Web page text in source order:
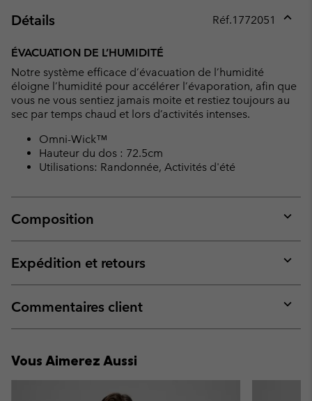
Détails Réf.1772051
ÉVACUATION DE L’HUMIDITÉ
Notre système efficace d’évacuation de l’humidité
éloigne l’humidité pour accélérer l’évaporation, afin que
vous ne vous sentiez jamais moite et restiez toujours au
sec par temps chaud et lors d’activités intenses.
Omni-Wick™
Hauteur du dos : 72.5cm
Utilisations: Randonnée, Activités d'été
Composition
or
Expédition et retours
or
Commentaires client
or
Vous Aimerez Aussi